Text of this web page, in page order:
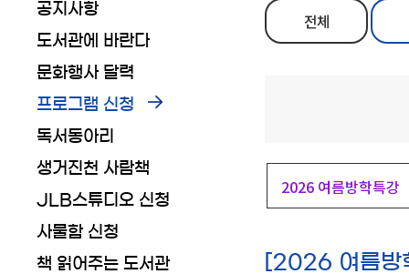
공지사항
도서관에 바란다
문화행사 달력
프로그램 신청
독서동아리
생거진천 사람책
JLB스튜디오 신청
사물함 신청
책 읽어주는 도서관
전체
2026 여름방학특강
[2026 여름방